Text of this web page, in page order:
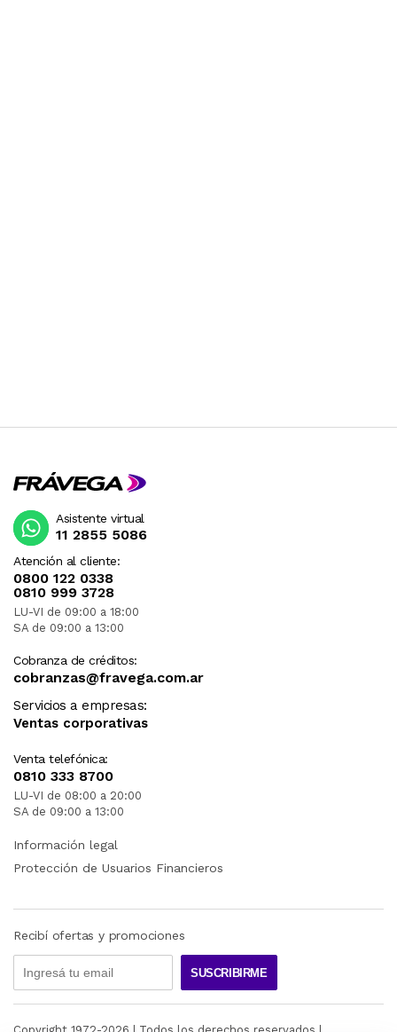
Atención al cliente:
0800 122 0338
0810 999 3728
LU-VI de 09:00 a 18:00
SA de 09:00 a 13:00
Cobranza de créditos:
cobranzas@fravega.com.ar
Servicios a empresas:
Ventas corporativas
Venta telefónica:
0810 333 8700
LU-VI de 08:00 a 20:00
SA de 09:00 a 13:00
Asistente virtual
11 2855 5086
Información legal
Protección de Usuarios Financieros
Recibí ofertas y promociones
SUSCRIBIRME